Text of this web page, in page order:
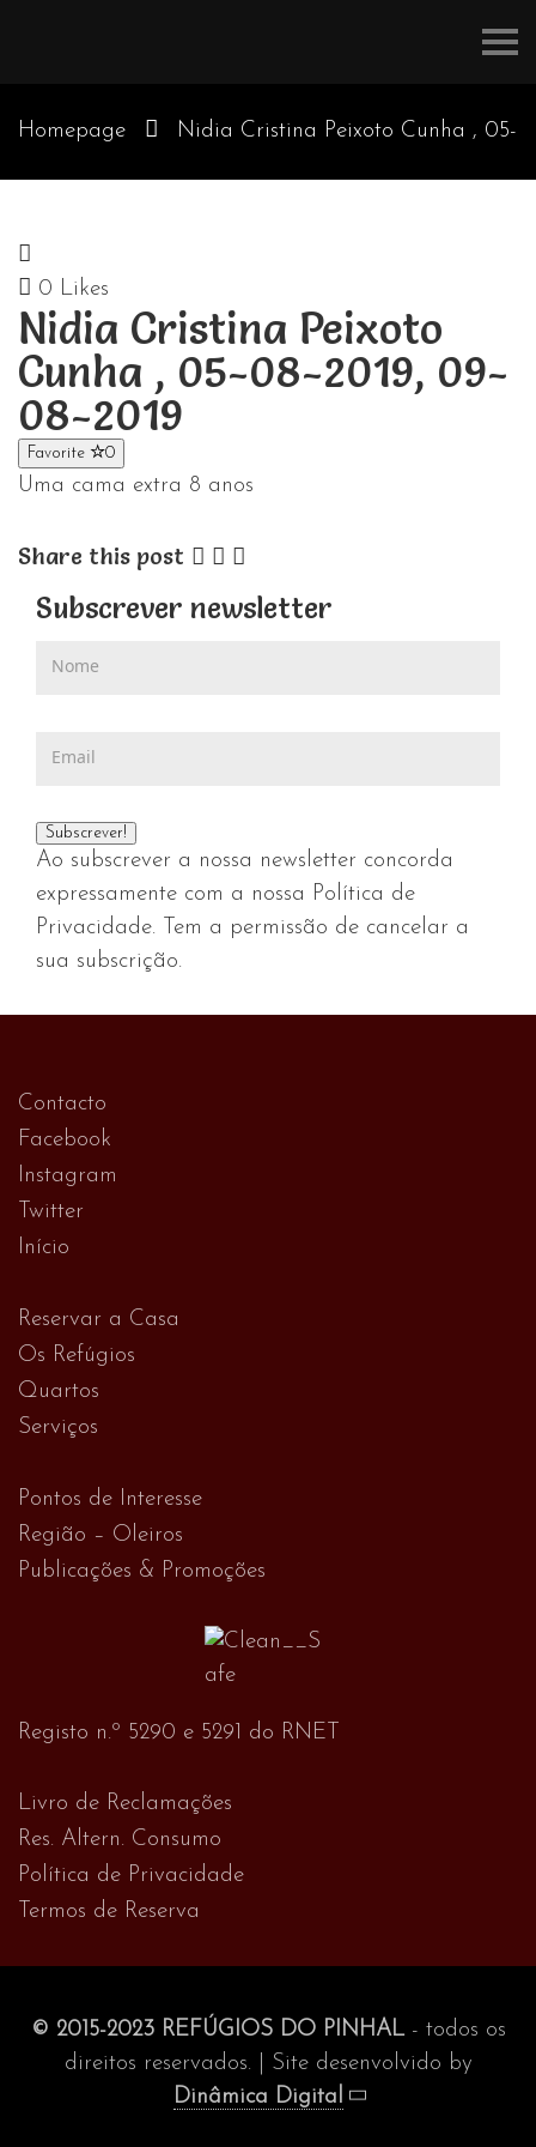
Homepage Nidia Cristina Peixoto Cunha , 05-
0 Likes
Nidia Cristina Peixoto
Cunha , 05-08-2019, 09-
08-2019
Favorite 0
Uma cama extra 8 anos
Share this post
Subscrever newsletter
Ao subscrever a nossa newsletter concorda
expressamente com a nossa Política de
Privacidade. Tem a permissão de cancelar a
sua subscrição.
Contacto
Facebook
Instagram
Twitter
Início
Reservar a Casa
Os Refúgios
Quartos
Serviços
Pontos de Interesse
Região – Oleiros
Publicações & Promoções
Registo n.º 5290 e 5291 do RNET
Livro de Reclamações
Res. Altern. Consumo
Política de Privacidade
Termos de Reserva
© 2015-2023 REFÚGIOS DO PINHAL- todos os
direitos reservados. | Site desenvolvido by
Dinâmica Digital